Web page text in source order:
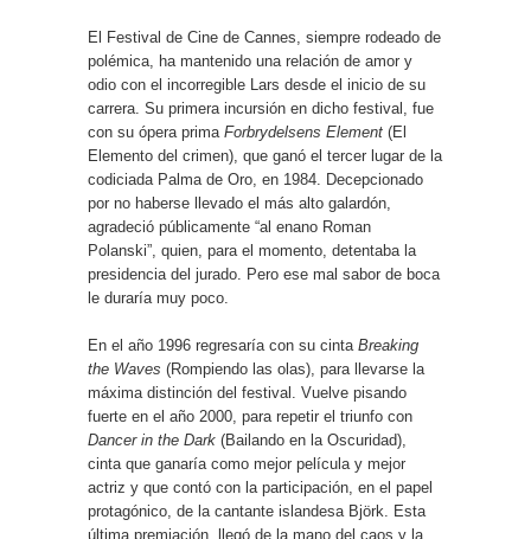
El Festival de Cine de Cannes, siempre rodeado de
polémica, ha mantenido una relación de amor y
odio con el incorregible Lars desde el inicio de su
carrera. Su primera incursión en dicho festival, fue
con su ópera prima Forbrydelsens Element (El
Elemento del crimen), que ganó el tercer lugar de la
codiciada Palma de Oro, en 1984. Decepcionado
por no haberse llevado el más alto galardón,
agradeció públicamente “al enano Roman
Polanski”, quien, para el momento, detentaba la
presidencia del jurado. Pero ese mal sabor de boca
le duraría muy poco.
En el año 1996 regresaría con su cinta Breaking
the Waves (Rompiendo las olas), para llevarse la
máxima distinción del festival. Vuelve pisando
fuerte en el año 2000, para repetir el triunfo con
Dancer in the Dark (Bailando en la Oscuridad),
cinta que ganaría como mejor película y mejor
actriz y que contó con la participación, en el papel
protagónico, de la cantante islandesa Björk. Esta
última premiación, llegó de la mano del caos y la